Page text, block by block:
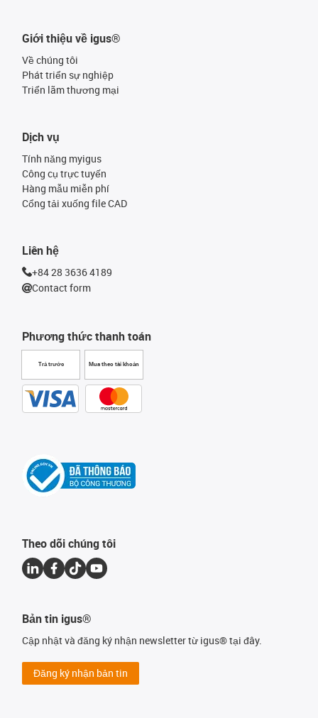
Giới thiệu về igus®
Về chúng tôi
Phát triển sự nghiệp
Triển lãm thương mại
Phương thức thanh toán
Trả trước Mua theo tài khoản
Dịch vụ
Tính năng myigus
Công cụ trực tuyến
Hàng mẫu miễn phí
Cổng tải xuống file CAD
Liên hệ
+84 28 3636 4189
Contact form
Theo dõi chúng tôi
Bản tin igus®
Cập nhật và đăng ký nhận newsletter từ igus® tại đây.
Đăng ký nhận bản tin